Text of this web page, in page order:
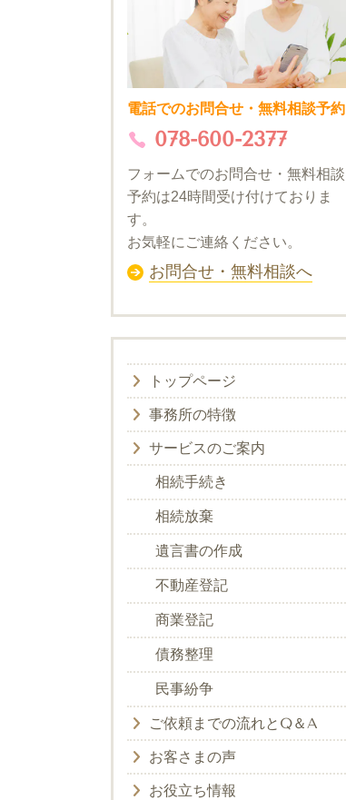
電話でのお問合せ・無料相談予約
078-600-2377
フォームでのお問合せ・無料相談
予約は24時間受け付けておりま
す。
お気軽にご連絡ください。
お問合せ・無料相談へ
トップページ
事務所の特徴
サービスのご案内
相続手続き
相続放棄
遺言書の作成
不動産登記
商業登記
債務整理
民事紛争
ご依頼までの流れとQ＆A
お客さまの声
お役立ち情報